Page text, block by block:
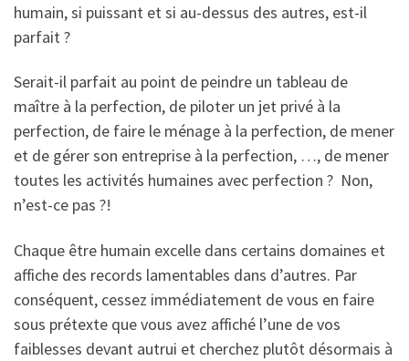
humain, si puissant et si au-dessus des autres, est-il
parfait ?
Serait-il parfait au point de peindre un tableau de
maître à la perfection, de piloter un jet privé à la
perfection, de faire le ménage à la perfection, de mener
et de gérer son entreprise à la perfection, …, de mener
toutes les activités humaines avec perfection ? Non,
n’est-ce pas ?!
Chaque être humain excelle dans certains domaines et
affiche des records lamentables dans d’autres. Par
conséquent, cessez immédiatement de vous en faire
sous prétexte que vous avez affiché l’une de vos
faiblesses devant autrui et cherchez plutôt désormais à